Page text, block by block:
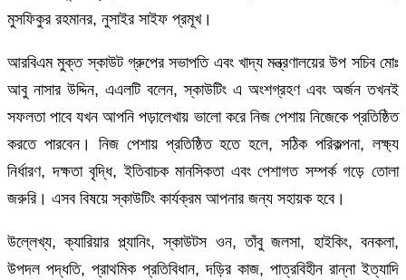
মুসফিকুর রহমানর, নুসাইর সাইফ প্রমূখ।
আরবিএম মুক্ত স্কাউট গ্রুপের সভাপতি এবং খাদ্য মন্ত্রণালয়ের উপ সচিব মোঃ
আবু নাসার উদ্দিন, এএলটি বলেন, স্কাউটিং এ অংশগ্রহণ এবং অর্জন তখনই
সফলতা পাবে যখন আপনি পড়ালেখায় ভালো করে নিজ পেশায় নিজেকে প্রতিষ্ঠিত
করতে পারবেন। নিজ পেশায় প্রতিষ্ঠিত হতে হলে, সঠিক পরিকল্পনা, লক্ষ্য
নির্ধারণ, দক্ষতা বৃদ্ধি, ইতিবাচক মানসিকতা এবং পেশাগত সম্পর্ক গড়ে তোলা
জরুরি। এসব বিষয়ে স্কাউটিং কার্যক্রম আপনার জন্য সহায়ক হবে।
উল্লেখ্য, ক্যারিয়ার প্ল্যানিং, স্কাউটস ওন, তাঁবু জলসা, হাইকিং, বনকলা,
উপদল পদ্ধতি, প্রাথমিক প্রতিবিধান, দড়ির কাজ, পাত্রবিহীন রান্না ইত্যাদি